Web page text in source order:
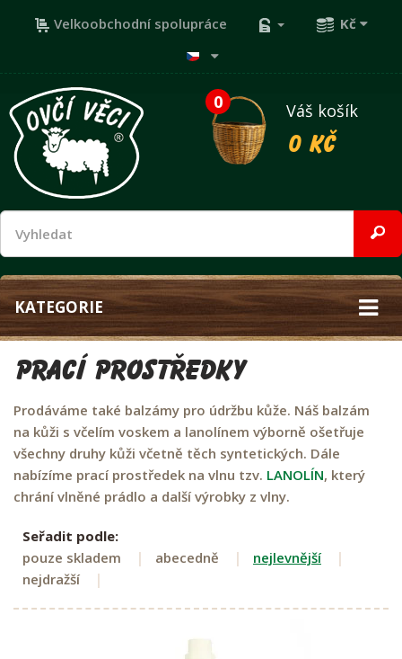
Velkoobchodní spolupráce Kč
0
Váš košík
0 Kč
KATEGORIE
Prací prostředky
Prodáváme také balzámy pro údržbu kůže. Náš balzám
na kůži s včelím voskem a lanolínem výborně ošetřuje
všechny druhy kůži včetně těch syntetických. Dále
nabízíme prací prostředek na vlnu tzv. LANOLÍN, který
chrání vlněné prádlo a další výrobky z vlny.
Seřadit podle:
pouze skladem
abecedně
nejlevnější
nejdražší